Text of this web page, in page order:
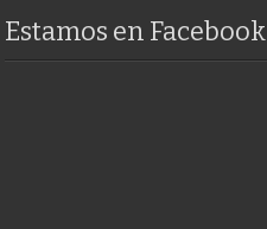
Estamos en Facebook